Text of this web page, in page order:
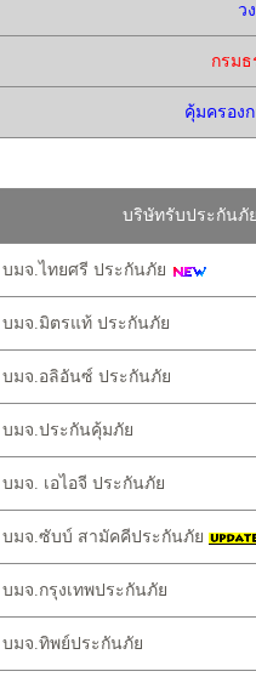
ว
กรมธ
คุ้มครอง
บริษัทรับประกันภัย
บมจ.ไทยศรี ประกันภัย
บมจ.มิตรแท้ ประกันภัย
บมจ.อลิอันซ์ ประกันภัย
บมจ.ประกันคุ้มภัย
บมจ. เอไอจี ประกันภัย
บมจ.ซับบ์ สามัคคีประกันภัย
บมจ.กรุงเทพประกันภัย
บมจ.ทิพย์ประกันภัย